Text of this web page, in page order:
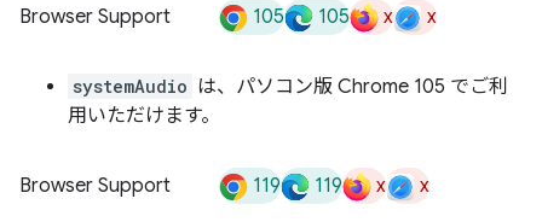
Browser Support 105 105 x x
systemAudio は、パソコン版 Chrome 105 でご利
用いただけます。
Browser Support 119 119 x x